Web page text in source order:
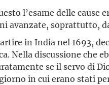
l’esame delle cause
avanzate, soprattutto,
in India nel 1693,
Nella discussione che
se il servo di
in cui erano stati